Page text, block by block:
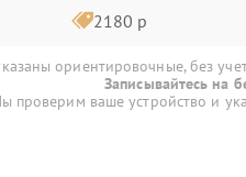
2180 р
ориентировочные, без
Записывайтесь на
проверим ваше устройство и